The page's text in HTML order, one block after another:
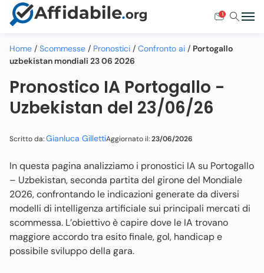
1
Home / Scommesse / Pronostici / Confronto ai / Portogallo
uzbekistan mondiali 23 06 2026
Pronostico IA Portogallo -
Uzbekistan del 23/06/26
Scritto da:Gianluca GillettiAggiornato il:23/06/2026
In questa pagina analizziamo i pronostici IA su Portogallo
– Uzbekistan, seconda partita del girone del Mondiale
2026, confrontando le indicazioni generate da diversi
modelli di intelligenza artificiale sui principali mercati di
scommessa. L’obiettivo è capire dove le IA trovano
maggiore accordo tra esito finale, gol, handicap e
possibile sviluppo della gara.